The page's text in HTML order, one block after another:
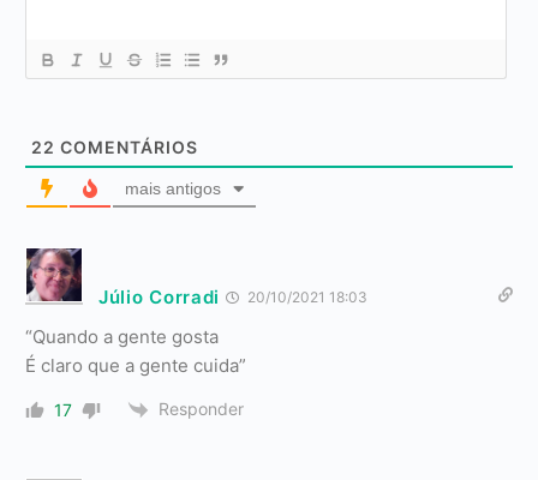
22 COMENTÁRIOS
mais antigos
Júlio Corradi 20/10/2021 18:03
“Quando a gente gosta
É claro que a gente cuida”
17 Responder